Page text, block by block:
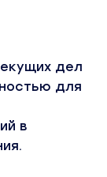
дел
для
в